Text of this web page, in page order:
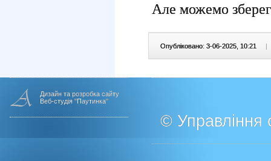
Але можемо
Опубліковано: 3-06-2025, 10:21 |
Дизайн та розробка сайту
Веб-студія "Паутинка"
© Управління